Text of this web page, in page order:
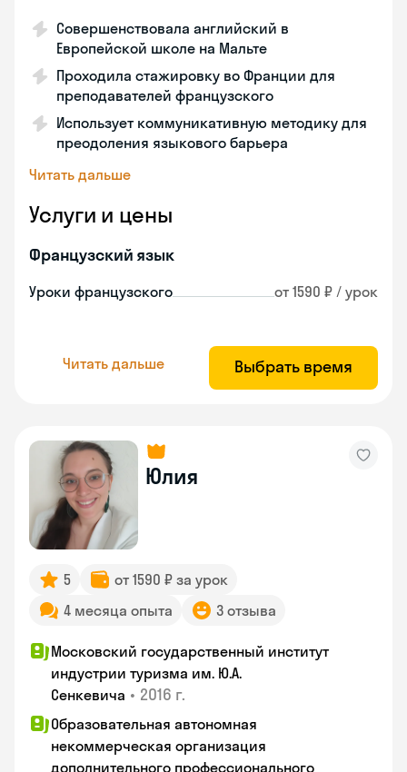
Совершенствовала английский в
Европейской школе на Мальте
Проходила стажировку во Франции для
преподавателей французского
Использует коммуникативную методику для
преодоления языкового барьера
Читать дальше
Услуги и цены
Французский язык
Уроки французского от 1590 ₽ / урок
Читать дальше Выбрать время
Юлия
5
от 1590 ₽ за урок
4 месяца опыта
3 отзыва
Московский государственный институт
индустрии туризма им. Ю.А.
Сенкевича • 2016 г.
Образовательная автономная
некоммерческая организация
дополнительного профессионального